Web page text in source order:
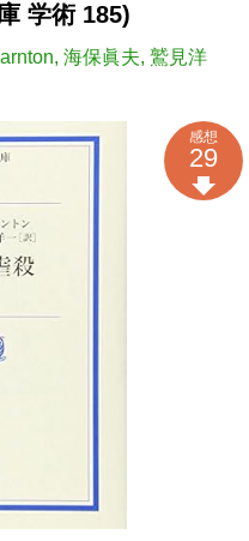
学術 185)
, 海保眞夫, 鷲見洋
感想
29